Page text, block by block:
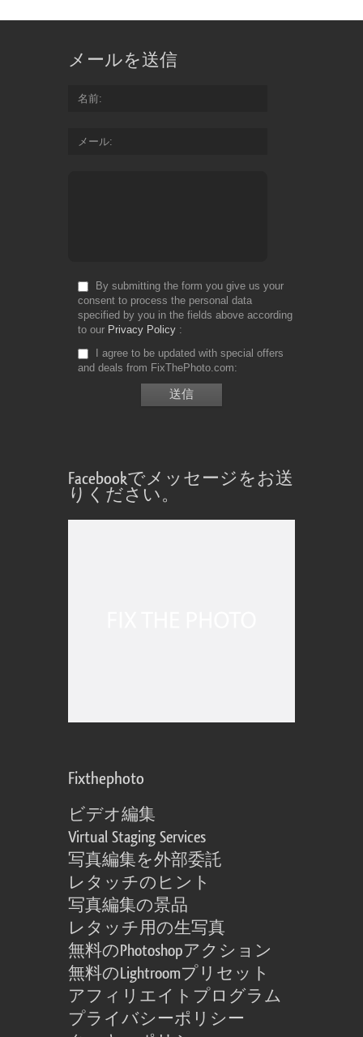
メールを送信
名前
メール
By submitting the form you give us your
consent to process the personal data
specified by you in the fields above according
to our Privacy Policy
I agree to be updated with special offers
and deals from FixThePhoto.com
Facebookでメッセージをお送
りください。
Fixthephoto
ビデオ編集
Virtual Staging Services
写真編集を外部委託
レタッチのヒント
写真編集の景品
レタッチ用の生写真
無料のPhotoshopアクション
無料のLightroomプリセット
アフィリエイトプログラム
プライバシーポリシー